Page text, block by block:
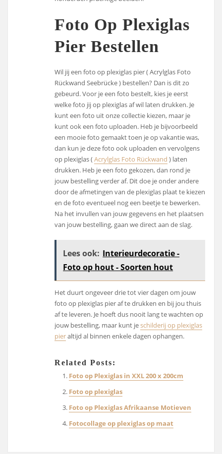
Foto Op Plexiglas
Pier Bestellen
Wil jij een foto op plexiglas pier ( Acrylglas Foto
Rückwand Seebrücke ) bestellen? Dan is dit zo
gebeurd. Voor je een foto bestelt, kies je eerst
welke foto jij op plexiglas af wil laten drukken. Je
kunt een foto uit onze collectie kiezen, maar je
kunt ook een foto uploaden. Heb je bijvoorbeeld
een mooie foto gemaakt toen je op vakantie was,
dan kun je deze foto ook uploaden en vervolgens
op plexiglas (Acrylglas Foto Rückwand ) laten
drukken. Heb je een foto gekozen, dan rond je
jouw bestelling verder af. Dit doe je onder andere
door de afmetingen van de plexiglas plaat te kiezen
en de foto eventueel nog een beetje te bewerken.
Na het invullen van jouw gegevens en het plaatsen
van jouw bestelling, gaan we direct aan de slag.
Lees ook: Interieurdecoratie -
Foto op hout - Soorten hout
Het duurt ongeveer drie tot vier dagen om jouw
foto op plexiglas pier af te drukken en bij jou thuis
af te leveren. Je hoeft dus nooit lang te wachten op
jouw bestelling, maar kunt jeschilderij op plexiglas
pieraltijd al binnen enkele dagen ophangen.
Related Posts:
Foto op Plexiglas in XXL 200 x 200cm
Foto op plexiglas
Foto op Plexiglas Afrikaanse Motieven
Fotocollage op plexiglas op maat